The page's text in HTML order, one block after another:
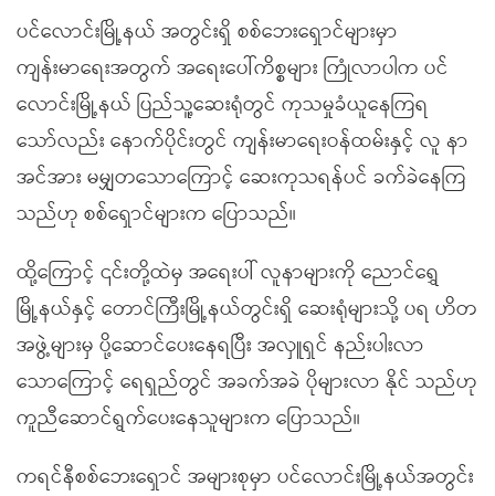
ပင်လောင်းမြို့နယ် အတွင်းရှိ စစ်ဘေးရှောင်များမှာ
ကျန်းမာရေးအတွက် အရေးပေါ်ကိစ္စများ ကြုံလာပါက ပင်
လောင်းမြို့နယ် ပြည်သူ့ဆေးရုံတွင် ကုသမှုခံယူနေကြရ
သော်လည်း နောက်ပိုင်းတွင် ကျန်းမာရေးဝန်ထမ်းနှင့် လူ နာ
အင်အား မမျှတသောကြောင့် ဆေးကုသရန်ပင် ခက်ခဲနေကြ
သည်ဟု စစ်ရှောင်များက ပြောသည်။
ထို့ကြောင့် ၎င်းတို့ထဲမှ အရေးပါ် လူနာများကို ညောင်ရွှေ
မြို့နယ်နှင့် တောင်ကြီးမြို့နယ်တွင်းရှိ ဆေးရုံများသို့ ပရ ဟိတ
အဖွဲ့များမှ ပို့ဆောင်ပေးနေရပြီး အလှူရှင် နည်းပါးလာ
သောကြောင့် ရေရှည်တွင် အခက်အခဲ ပိုများလာ နိုင် သည်ဟု
ကူညီဆောင်ရွက်ပေးနေသူများက ပြောသည်။
ကရင်နီစစ်ဘေးရှောင် အများစုမှာ ပင်လောင်းမြို့နယ်အတွင်း